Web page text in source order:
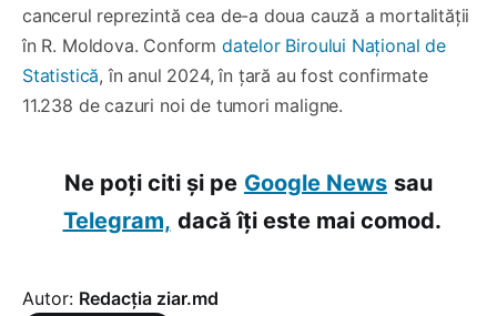
cancerul reprezintă cea de-a doua cauză a mortalității
în R. Moldova. Conform datelor Biroului Național de
Statistică, în anul 2024, în țară au fost confirmate
11.238 de cazuri noi de tumori maligne.
Ne poți citi și pe Google News sau
Telegram, dacă îți este mai comod.
Autor: Redacția ziar.md